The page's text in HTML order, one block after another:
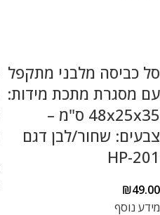
סל כביסה מלבני מתקפל
עם מסגרת מתכת מידות:
48x25x35 ס"מ –
צבעים: שחור/לבן דגם
HP-201
₪49.00
מידע נוסף